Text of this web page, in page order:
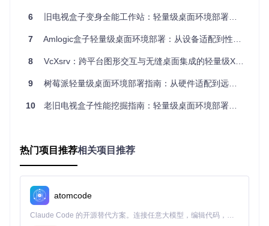
3. 3步极速部署：从命令行到可视化桌面
3.1 系统环境预检（5分钟）
# 检查系统版本兼容性
grep VERSION_CODENAME /etc/os-release | awk -F= '{print
# 输出应为 bullseye/bookworm/jammy 之一，否则需升级系统
# 系统组件更新与基础工具安装
armbian-apt
apt update && apt upgrade -y
apt install -y wget curl
📌要点总结：
6 旧电视盒子变身全能工作站：轻量级桌面环境部署指南
7 Amlogic盒子轻量级桌面环境部署：从设备适配到性能优化的完整指南
8 VcXsrv：跨平台图形交互与无缝桌面集成的轻量级X11服务器解决方案
9 树莓派轻量级桌面环境部署指南：从硬件适配到远程访问的全流程优化
10 老旧电视盒子性能挖掘指南：轻量级桌面环境部署与低功耗优化方案
热门项目推荐相关项目推荐
atomcode
Claude Code 的开源替代方案。连接任意大模型，编辑代码，运行命令，自动验证 — 全自动执行。用 Rust 构建，极致性能。 ｜ An open-source alternative to Claude Code. Connect any LLM, edit code, run commands, and verify changes — autonomously. Built in Rust for speed. Get Started